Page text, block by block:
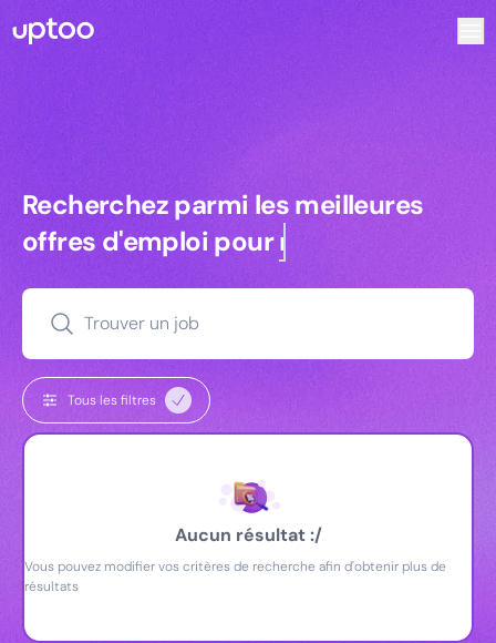
Recherchez parmi les meilleures
Recherchez parmi les meilleures
offres d'emploi pourcommerciaux
Trouver un job
Tous les filtres
Aucun résultat :/
Vous pouvez modifier vos critères de recherche afin d'obtenir plus de
résultats